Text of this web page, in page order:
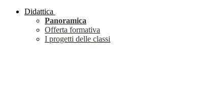
Didattica
Panoramica
Offerta formativa
I progetti delle classi